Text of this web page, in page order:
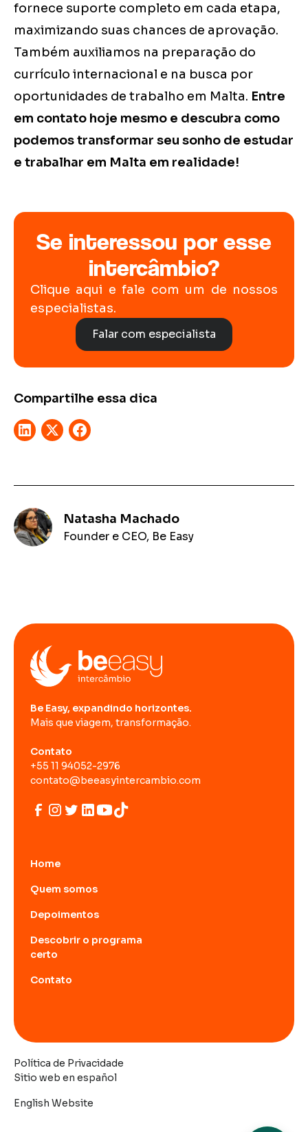
fornece suporte completo em cada etapa,
maximizando suas chances de aprovação.
Também auxiliamos na preparação do
currículo internacional e na busca por
oportunidades de trabalho em Malta. Entre
em contato hoje mesmo e descubra como
podemos transformar seu sonho de estudar
e trabalhar em Malta em realidade!
Se interessou por esse
intercâmbio?
Clique aqui e fale com um de nossos
especialistas.
Falar com especialista
Compartilhe essa dica
Natasha Machado
Founder e CEO, Be Easy
Be Easy, expandindo horizontes.
Mais que viagem, transformação.
Contato
+55 11 94052-2976
contato@beeasyintercambio.com
Home
Quem somos
Depoimentos
Descobrir o programa
certo
Contato
Sitio web en español
English Website
Política de Privacidade